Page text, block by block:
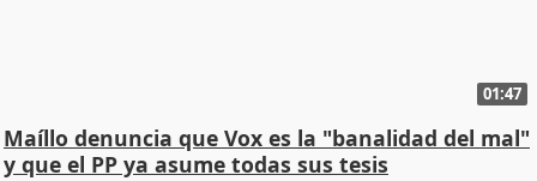
01:47
Maíllo denuncia que Vox es la "banalidad del mal"
y que el PP ya asume todas sus tesis